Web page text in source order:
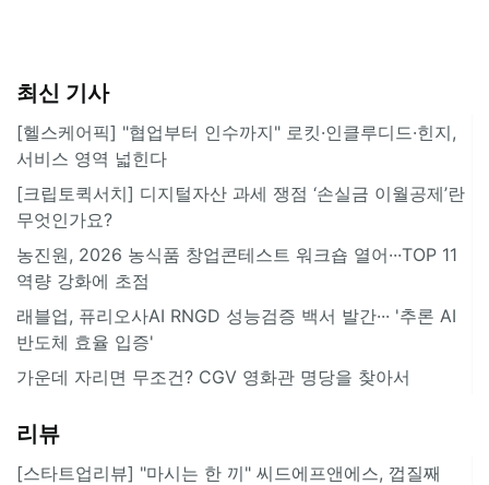
최신 기사
[헬스케어픽] "협업부터 인수까지" 로킷·인클루디드·힌지,
서비스 영역 넓힌다
[크립토퀵서치] 디지털자산 과세 쟁점 ‘손실금 이월공제’란
무엇인가요?
농진원, 2026 농식품 창업콘테스트 워크숍 열어···TOP 11
역량 강화에 초점
래블업, 퓨리오사AI RNGD 성능검증 백서 발간··· '추론 AI
반도체 효율 입증'
가운데 자리면 무조건? CGV 영화관 명당을 찾아서
리뷰
[스타트업리뷰] "마시는 한 끼" 씨드에프앤에스, 껍질째